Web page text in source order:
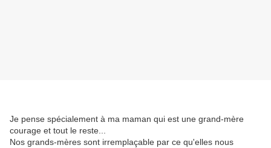
Je pense spécialement à ma maman qui est une grand-mère
courage et tout le reste...
Nos grands-mères sont irremplaçable par ce qu'elles nous